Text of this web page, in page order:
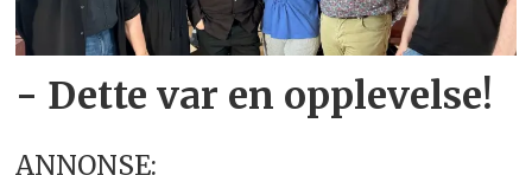
- Dette var en opplevelse!
ANNONSE: